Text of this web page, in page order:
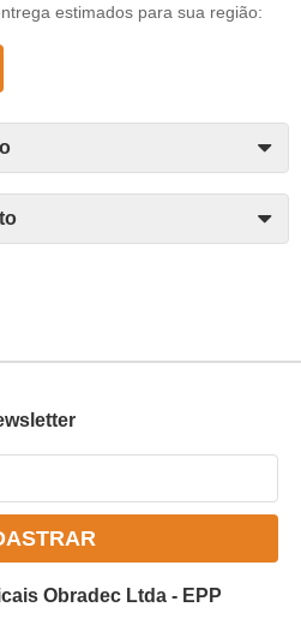
estimados para sua região:
Obradec Ltda - EPP